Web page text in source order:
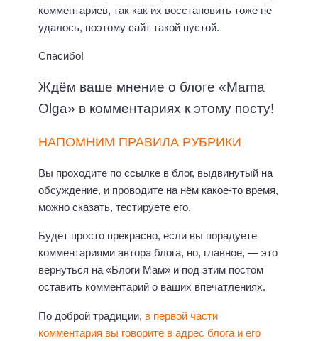
комментариев, так как их восстановить тоже не
удалось, поэтому сайт такой пустой.
Спасибо!
Ждём ваше мнение о блоге «Mama
Olga» в комментариях к этому посту!
НАПОМНИМ ПРАВИЛА РУБРИКИ
Вы проходите по ссылке в блог, выдвинутый на
обсуждение, и проводите на нём какое-то время,
можно сказать, тестируете его.
Будет просто прекрасно, если вы порадуете
комментариями автора блога, но, главное, — это
вернуться на «Блоги Мам» и под этим постом
оставить комментарий о ваших впечатлениях.
По доброй традиции, в первой части
комментария вы говорите в адрес блога и его